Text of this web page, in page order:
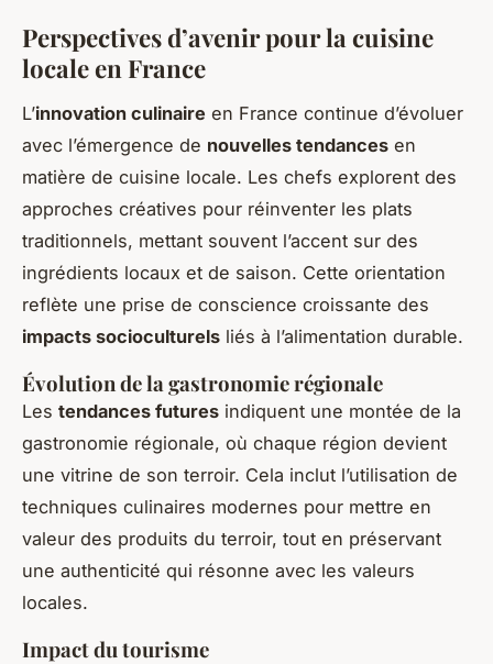
Perspectives d’avenir pour la cuisine
locale en France
L’innovation culinaire en France continue d’évoluer
avec l’émergence de nouvelles tendances en
matière de cuisine locale. Les chefs explorent des
approches créatives pour réinventer les plats
traditionnels, mettant souvent l’accent sur des
ingrédients locaux et de saison. Cette orientation
reflète une prise de conscience croissante des
impacts socioculturels liés à l’alimentation durable.
Évolution de la gastronomie régionale
Les tendances futures indiquent une montée de la
gastronomie régionale, où chaque région devient
une vitrine de son terroir. Cela inclut l’utilisation de
techniques culinaires modernes pour mettre en
valeur des produits du terroir, tout en préservant
une authenticité qui résonne avec les valeurs
locales.
Impact du tourisme